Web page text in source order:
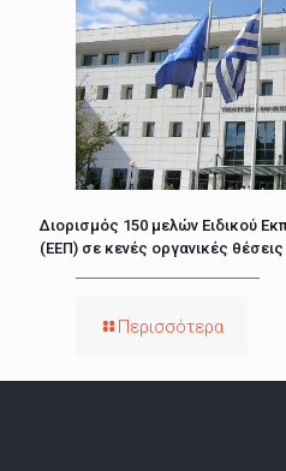
Διορισμός 150 μελών Ειδικού
(ΕΕΠ) σε κενές οργανικές
Περισσότερα